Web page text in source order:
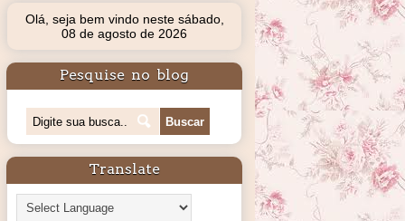
Olá, seja bem vindo neste sábado,
08 de agosto de 2026
Pesquise no blog
Translate